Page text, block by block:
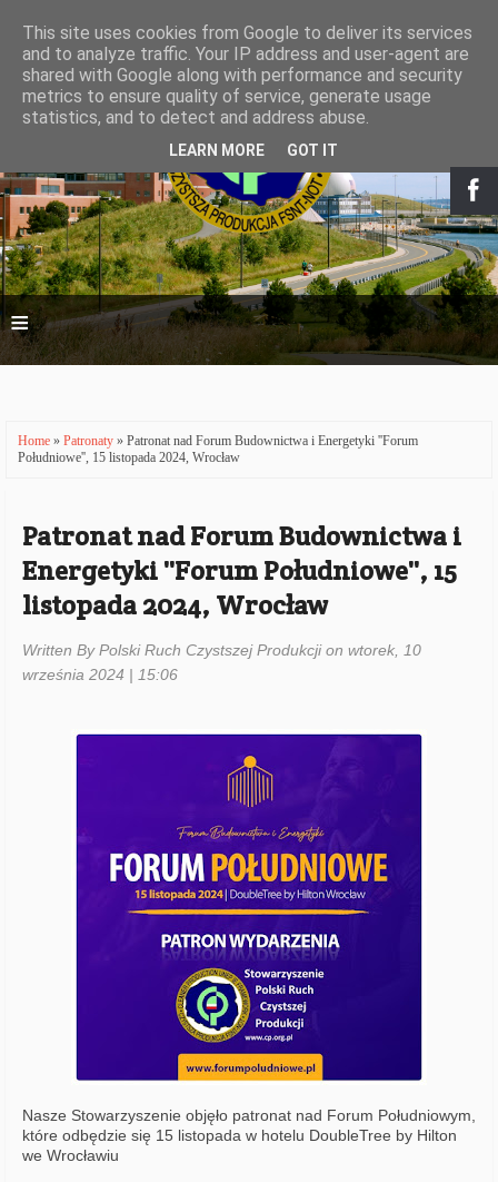
≡
Home » Patronaty » Patronat nad Forum Budownictwa i Energetyki ''Forum
Południowe'', 15 listopada 2024, Wrocław
Patronat nad Forum Budownictwa i
Energetyki ''Forum Południowe'', 15
listopada 2024, Wrocław
Written By Polski Ruch Czystszej Produkcji on wtorek, 10
września 2024 | 15:06
Nasze Stowarzyszenie objęło patronat nad Forum Południowym,
które odbędzie się 15 listopada w hotelu DoubleTree by Hilton
we Wrocławiu
This site uses cookies from Google to deliver its services
and to analyze traffic. Your IP address and user-agent are
shared with Google along with performance and security
metrics to ensure quality of service, generate usage
statistics, and to detect and address abuse.
LEARN MORE GOT IT